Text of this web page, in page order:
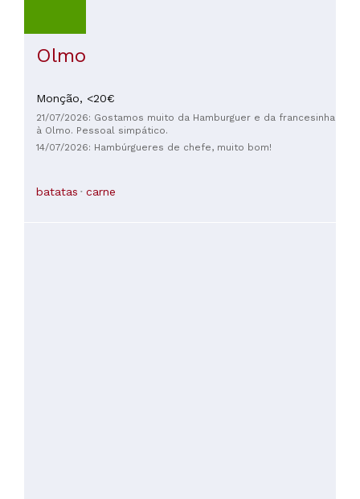
Olmo
Monção, <20€
21/07/2026: Gostamos muito da Hamburguer e da francesinha
à Olmo. Pessoal simpático.
14/07/2026: Hambúrgueres de chefe, muito bom!
batatas carne